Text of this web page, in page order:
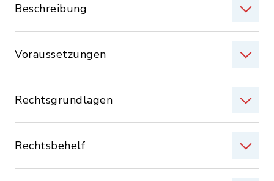
Beschreibung
Voraussetzungen
Rechtsgrundlagen
Rechtsbehelf